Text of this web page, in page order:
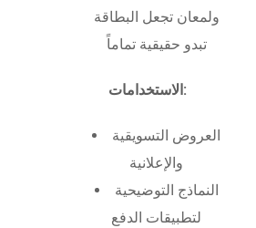
ولمعان تجعل البطاقة
تبدو حقيقية تماماً
الاستخدامات:
العروض التسويقية
والإعلانية
النماذج التوضيحية
لتطبيقات الدفع